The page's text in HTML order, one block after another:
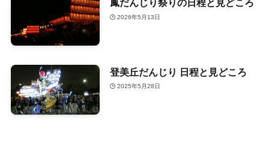
鳳だんじり祭りの日程と見どころ
2026年5月13日
登美丘だんじり 日程と見どころ
2025年5月28日